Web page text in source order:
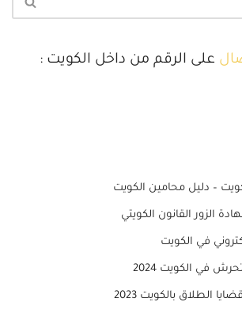
على الرقم من داخل الكويت :
– دليل محامين الكويت
الزور القانون الكويتي
في الكويت
في الكويت 2024
الطلاق بالكويت 2023